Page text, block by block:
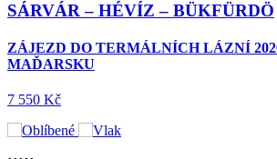
– BÜKFÜRDÖ
LÁZNÍ 2026, DOVOLENÁ V